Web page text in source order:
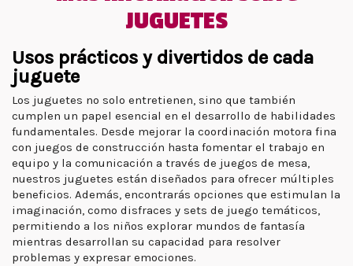
JUGUETES
Usos prácticos y divertidos de cada
juguete
Los juguetes no solo entretienen, sino que también
cumplen un papel esencial en el desarrollo de habilidades
fundamentales. Desde mejorar la coordinación motora fina
con juegos de construcción hasta fomentar el trabajo en
equipo y la comunicación a través de juegos de mesa,
nuestros juguetes están diseñados para ofrecer múltiples
beneficios. Además, encontrarás opciones que estimulan la
imaginación, como disfraces y sets de juego temáticos,
permitiendo a los niños explorar mundos de fantasía
mientras desarrollan su capacidad para resolver
problemas y expresar emociones.